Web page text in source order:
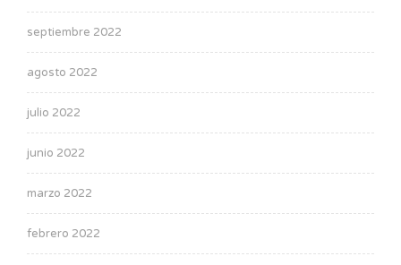
septiembre 2022
agosto 2022
julio 2022
junio 2022
marzo 2022
febrero 2022